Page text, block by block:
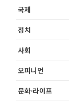
국제
정치
사회
오피니언
문화·라이프